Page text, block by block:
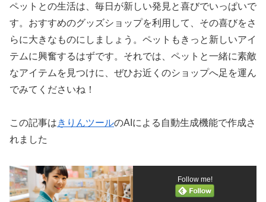
ペットとの生活は、毎日が新しい発見と喜びでいっぱいで
す。おすすめのグッズショップを利用して、その喜びをさ
らに大きなものにしましょう。ペットもきっと新しいアイ
テムに興奮するはずです。それでは、ペットと一緒に素敵
なアイテムを見つけに、ぜひお近くのショップへ足を運ん
でみてくださいね！
この記事はきりんツールのAIによる自動生成機能で作成さ
れました
Follow me!